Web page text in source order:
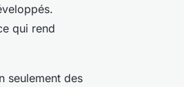
qui rend
seulement des